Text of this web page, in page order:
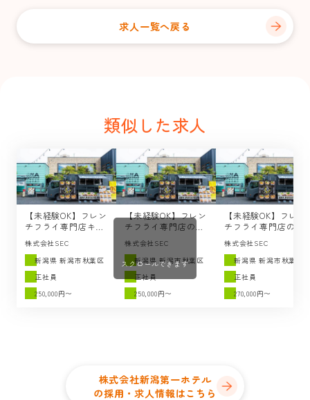
求人一覧へ戻る
類似した求人
【未経験OK】フレン
チフライ専門店キッ
タッフの求人 /
SEC（新潟市秋葉
区）
株式会社SEC
新潟県 新潟市秋葉区
正社員
250,000円〜
【未経験OK】フレン
チフライ専門店のキ
人 / SEC（新潟市秋
葉区）
株式会社SEC
新潟県 新潟市秋葉区
正社員
250,000円〜
【未経験OK】フレン
チフライ専門店の店
SEC（新潟市秋葉
区）
株式会社SEC
新潟県 新潟市秋葉区
正社員
270,000円〜
スクロールできます
株式会社新潟第一ホテル
の採用・求人情報はこちら